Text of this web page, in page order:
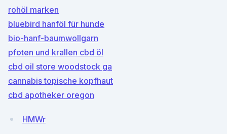
rohöl marken
bluebird hanföl für hunde
bio-hanf-baumwollgarn
pfoten und krallen cbd öl
cbd oil store woodstock ga
cannabis topische kopfhaut
cbd apotheker oregon
HMWr